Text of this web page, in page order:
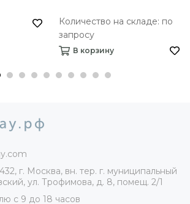
Количество на складе: по
запросу
В корзину
г. Москва, вн. тер. г. муниципальный
ул. Трофимова, д. 8, помещ. 2/1
с 9 до 18 часов